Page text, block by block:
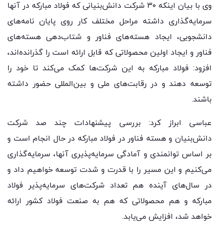
وی با بیان اینکه ۳۰ شرکت دانش‌بنیانی که فولاد مبارکه در آنها
سرمایه‌گذاری داشته مراحل مختلف کار روی پایان نامه‌های
دانشجویی، ایجاد هسته‌های فناور و شتاب‌دهی هسته‌های
فناور و ایجاد اولین محصولاتی که قابل ارائه است را گذرانده‌اند،
افزود: فولاد مبارکه به این شرکت‌ها کمک می‌کند تا خود را
توسعه دهند و در رقابت‌های ملی و بین‌المللی حضور داشته
باشند.
عباسی ابراز کرد: بررسی پیشنهادات چند صد شرکت
دانش‌بنیان و هسته فناور در فولاد مبارکه در حال انجام است و
بر اساس توانمندی و آمادگی سرمایه‌پذیری آنها، سرمایه‌گذاری
می‌کنیم و این مسیر را با قدرت و شدت توسعه خواهیم داد و
در سال‌های آینده هم تعداد شرکت‌های سرمایه‌پذیر فولاد
مبارکه و هم محصولاتی که هم به صنعت فولاد کشور ارائه
خواهد شد، افزایش می‌یابد.